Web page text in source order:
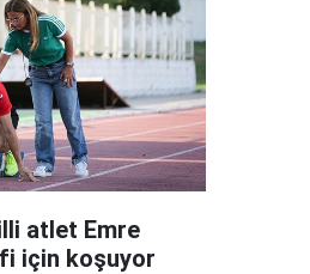
atlet Emre
için koşuyor